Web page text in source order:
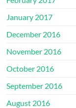
January 2017
December 2016
November 2016
October 2016
September 2016
August 2016